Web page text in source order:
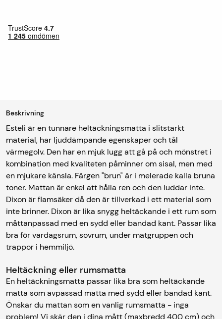
Beskrivning
Esteli är en tunnare heltäckningsmatta i slitstarkt
material, har ljuddämpande egenskaper och tål
värmegolv. Den har en mjuk lugg att gå på och mönstret i
kombination med kvaliteten påminner om sisal, men med
en mjukare känsla. Färgen "brun" är i melerade kalla bruna
toner. Mattan är enkel att hålla ren och den luddar inte.
Dixon är flamsäker då den är tillverkad i ett material som
inte brinner. Dixon är lika snygg heltäckande i ett rum som
måttanpassad med en sydd eller bandad kant. Passar lika
bra för vardagsrum, sovrum, under matgruppen och
trappor i hemmiljö.
Heltäckning eller rumsmatta
En heltäckningsmatta passar lika bra som heltäckande
matta som avpassad matta med sydd eller bandad kant.
Önskar du mattan som en vanlig rumsmatta - inga
problem! Vi skär den i dina mått (maxbredd 400 cm) och